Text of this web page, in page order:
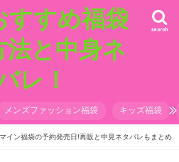
すすめ福袋
法と中身ネ
レ！
search
メンズファッション福袋 キッズ福袋
イン福袋の予約発売日!再販と中見ネタバレもまとめ